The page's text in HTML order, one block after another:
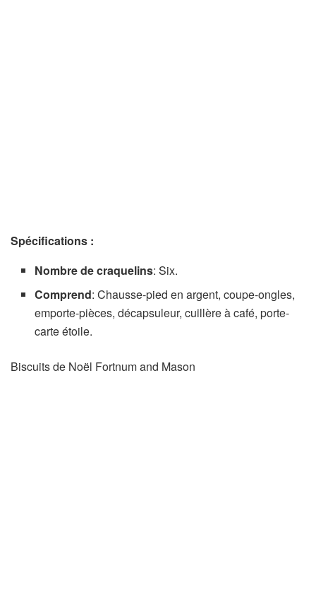
Spécifications :
Nombre de craquelins: Six.
Comprend: Chausse-pied en argent, coupe-ongles,
emporte-pièces, décapsuleur, cuillère à café, porte-
carte étoile.
Biscuits de Noël Fortnum and Mason